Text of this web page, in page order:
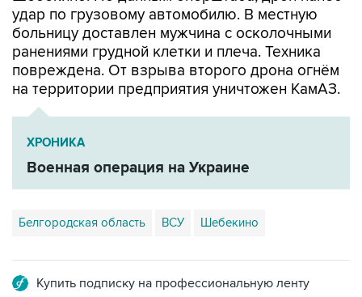
удар по грузовому автомобилю. В местную
больницу доставлен мужчина с осколочными
ранениями грудной клетки и плеча. Техника
повреждена. От взрыва второго дрона огнём
на территории предприятия уничтожен КамАЗ.
ХРОНИКА
Военная операция на Украине
Белгородская область ВСУ Шебекино
Купить подписку на профессиональную ленту